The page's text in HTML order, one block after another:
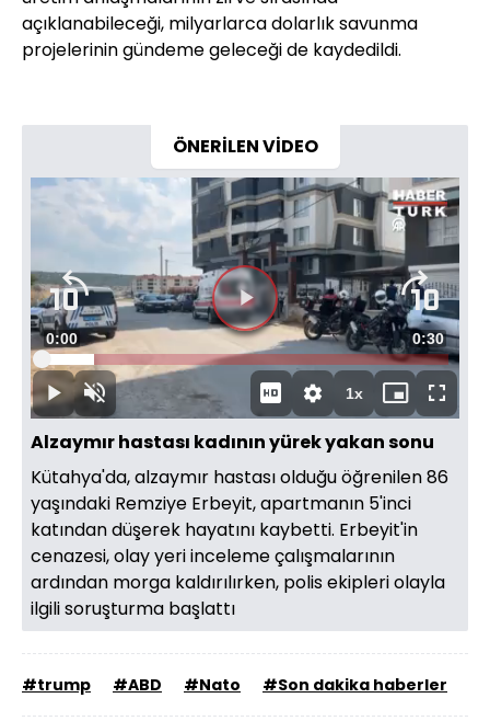
açıklanabileceği, milyarlarca dolarlık savunma
projelerinin gündeme geleceği de kaydedildi.
ÖNERİLEN VİDEO
DuraklatSesi
Aç
Süre
0:00 Toplam
Süre
0:30
Yüklendi:
12.98%
1xOynatma
Hızı
Mini
oynatıcı
Tam
Ekran
Alzaymır hastası kadının yürek yakan sonu
Kütahya'da, alzaymır hastası olduğu öğrenilen 86
yaşındaki Remziye Erbeyit, apartmanın 5'inci
katından düşerek hayatını kaybetti. Erbeyit'in
cenazesi, olay yeri inceleme çalışmalarının
ardından morga kaldırılırken, polis ekipleri olayla
ilgili soruşturma başlattı
#trump #ABD #Nato #Son dakika haberler